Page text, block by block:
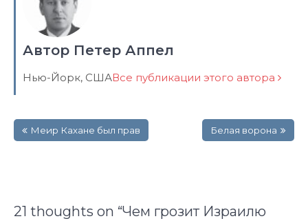
Автор Петер Аппел
Нью-Йорк, СШАВсе публикации этого автора
по Mеир Кахане был прав Белая ворона
21 thoughts on “Чем грозит Израилю